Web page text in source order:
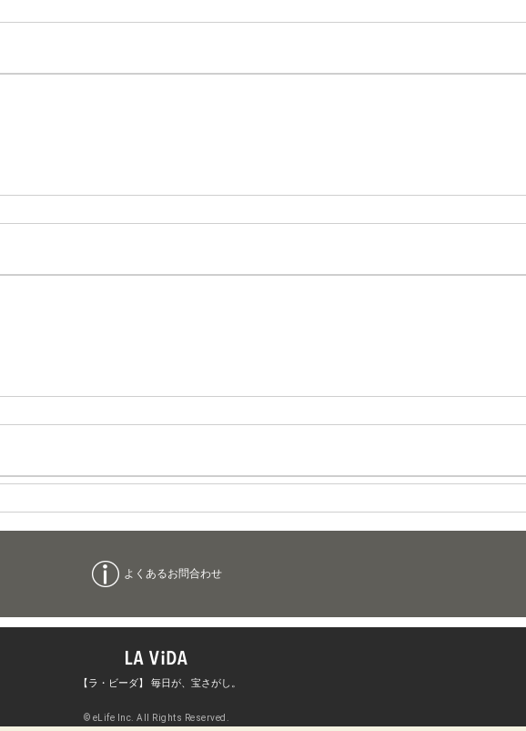
よくあるお問合わせ
【ラ・ビーダ】 毎日が、宝さがし。
© eLife Inc. All Rights Reserved.